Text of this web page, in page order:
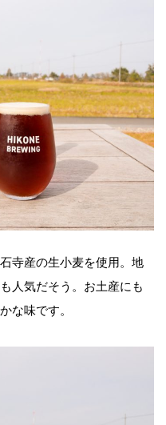
寺産の生小麦を使用。地
人気だそう。お土産にも
な味です。